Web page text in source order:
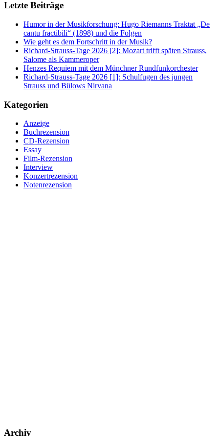
Letzte Beiträge
Humor in der Musikforschung: Hugo Riemanns Traktat „De
cantu fractibili“ (1898) und die Folgen
Wie geht es dem Fortschritt in der Musik?
Richard-Strauss-Tage 2026 [2]: Mozart trifft späten Strauss,
Salome als Kammeroper
Henzes Requiem mit dem Münchner Rundfunkorchester
Richard-Strauss-Tage 2026 [1]: Schulfugen des jungen
Strauss und Bülows Nirvana
Kategorien
Anzeige
Buchrezension
CD-Rezension
Essay
Film-Rezension
Interview
Konzertrezension
Notenrezension
Archiv